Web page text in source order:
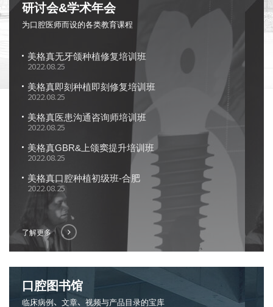
研讨会&学术年会
为口腔医师而设的各类教育课程
了解更多
美格真无牙颌种植修复培训班
2022.08.25
美格真即刻种植即刻修复培训班
2022.08.25
美格真医患沟通咨询师培训班
2022.08.25
美格真GBR&上颌窦提升培训班
2022.08.25
美格真口腔种植初级班-合肥
2022.08.25
口腔图书馆
临床病例、文章、视频与产品目录的宝库